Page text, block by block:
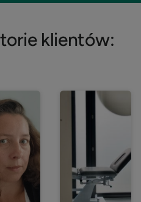
klientów: